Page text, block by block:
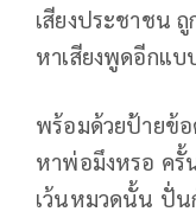
เสียงประชาชน
หาเสียงพูดอีกแบ
พร้อมด้วยป้ายข้
หาพ่อมึงหรอ ครั้
เว้นหมวดนั้น ปั่น